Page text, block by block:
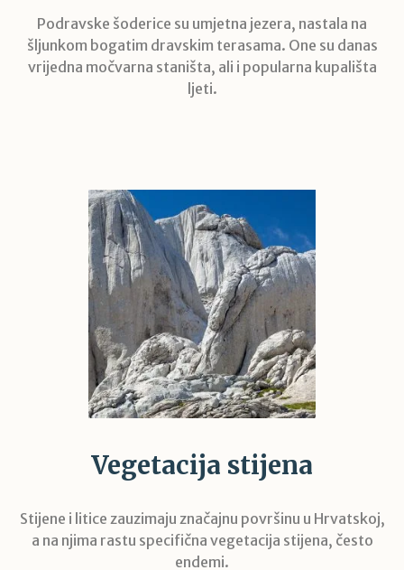
Podravske šoderice su umjetna jezera, nastala na
šljunkom bogatim dravskim terasama. One su danas
vrijedna močvarna staništa, ali i popularna kupališta
ljeti.
Vegetacija stijena
Stijene i litice zauzimaju značajnu površinu u Hrvatskoj,
a na njima rastu specifična vegetacija stijena, često
endemi.